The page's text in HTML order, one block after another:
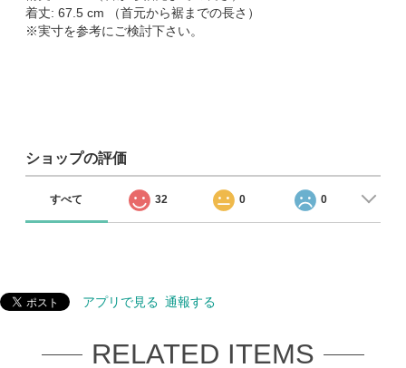
着丈: 67.5 cm （首元から裾までの長さ）
※実寸を参考にご検討下さい。
ショップの評価
すべて 32 0 0
アプリで見る 通報する
RELATED ITEMS